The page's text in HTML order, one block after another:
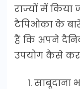
राज्यों में किया
टैपिओका के
हैं कि अपने
उपयोग कैसे
साबूदाना